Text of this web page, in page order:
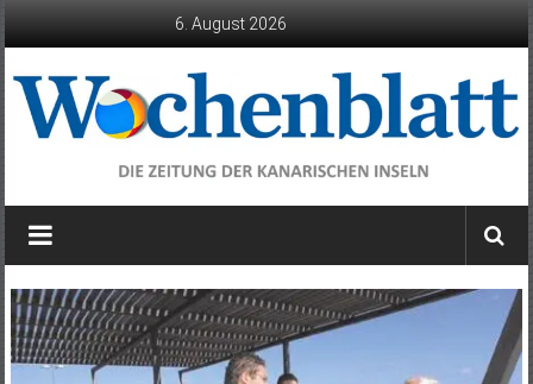
6. August 2026
Wochenblatt
die
der
Kanarischen
Inseln